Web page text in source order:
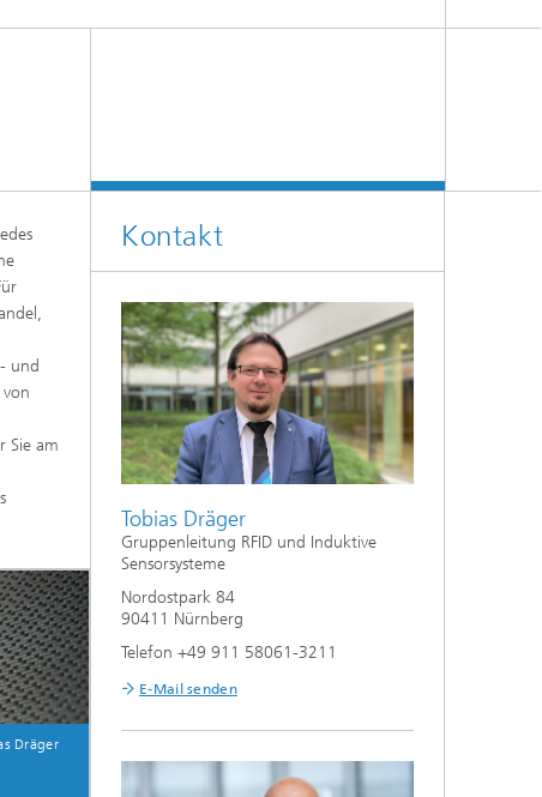
und
Sie am
Dräger
Kontakt
Tobias Dräger
Gruppenleitung RFID und Induktive
Sensorsysteme
Nordostpark 84
90411 Nürnberg
Telefon +49 911 58061-3211
E-Mail senden